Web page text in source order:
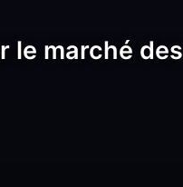
le marché des